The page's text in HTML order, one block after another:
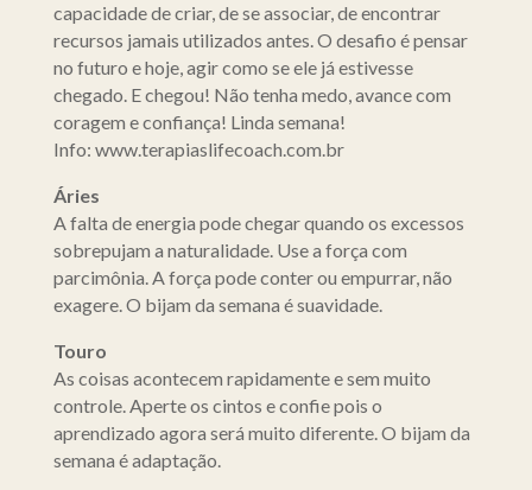
capacidade de criar, de se associar, de encontrar
recursos jamais utilizados antes. O desafio é pensar
no futuro e hoje, agir como se ele já estivesse
chegado. E chegou! Não tenha medo, avance com
coragem e confiança! Linda semana!
Info: www.terapiaslifecoach.com.br
Áries
A falta de energia pode chegar quando os excessos
sobrepujam a naturalidade. Use a força com
parcimônia. A força pode conter ou empurrar, não
exagere. O bijam da semana é suavidade.
Touro
As coisas acontecem rapidamente e sem muito
controle. Aperte os cintos e confie pois o
aprendizado agora será muito diferente. O bijam da
semana é adaptação.